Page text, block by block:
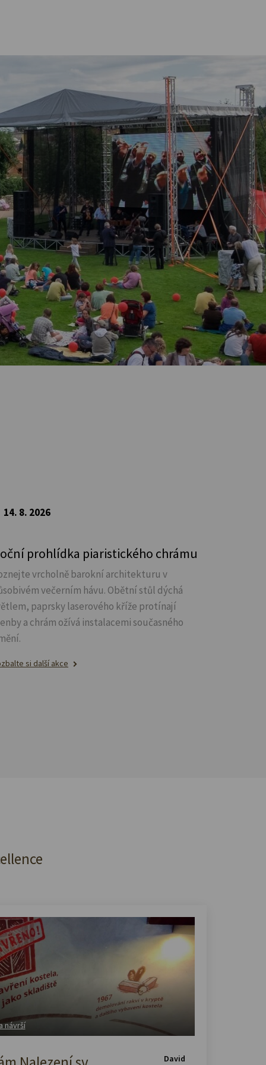
14. 8. 2026
prohlídka piaristického chrámu
vrcholně barokní architekturu v
večerním hávu. Obětní stůl dýchá
paprsky laserového kříže protínají
a chrám ožívá instalacemi současného
si další akce
návrší
David